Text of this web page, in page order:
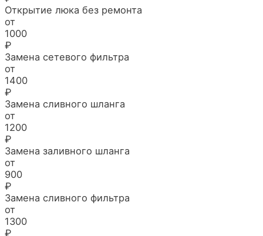
Открытие люка без ремонта
от
1000
₽
Замена сетевого фильтра
от
1400
₽
Замена сливного шланга
от
1200
₽
Замена заливного шланга
от
900
₽
Замена сливного фильтра
от
1300
₽